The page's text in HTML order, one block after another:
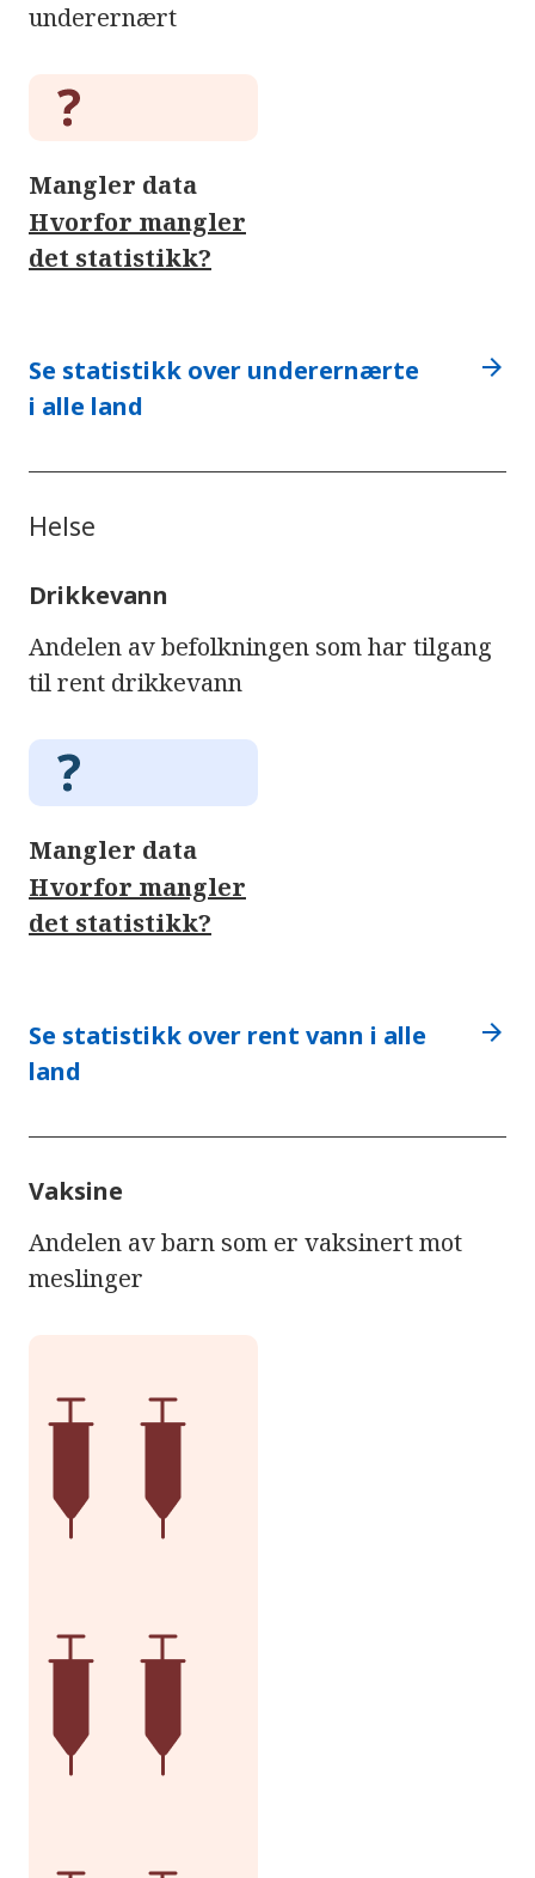
underernært
Mangler data
Hvorfor mangler
det statistikk?
Se statistikk over underernærte
i alle land
arrow_forward
Helse
Drikkevann
Andelen av befolkningen som har tilgang
til rent drikkevann
Mangler data
Hvorfor mangler
det statistikk?
Se statistikk over rent vann i alle
land
arrow_forward
Vaksine
Andelen av barn som er vaksinert mot
meslinger